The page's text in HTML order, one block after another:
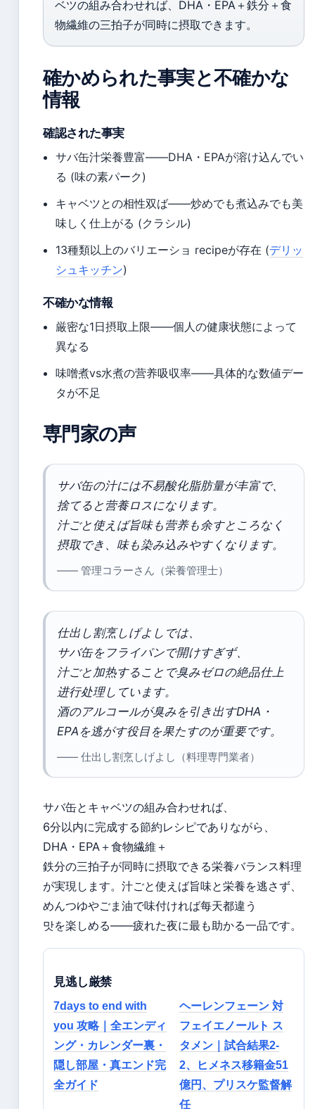
ベツの組み合わせれば、DHA・EPA＋鉄分＋食
物繊維の三拍子が同時に摂取できます。
確かめられた事実と不確かな
情報
確認された事実
サバ缶汁栄養豊富——DHA・EPAが溶け込んでい
る (味の素パーク)
キャベツとの相性双ば——炒めでも煮込みでも美
味しく仕上がる (クラシル)
13種類以上のバリエーショ recipeが存在 (デリッ
シュキッチン)
不確かな情報
厳密な1日摂取上限——個人の健康状態によって
異なる
味噌煮vs水煮の营养吸収率——具体的な数値デー
タが不足
専門家の声
サバ缶の汁には不易酸化脂肪量が丰富で、
捨てると营養ロスになります。
汁ごと使えば旨味も营养も余すところなく
摂取でき、味も染み込みやすくなります。
—— 管理コラーさん（栄養管理士）
仕出し割烹しげよしでは、
サバ缶をフライパンで開けすぎず、
汁ごと加热することで臭みゼロの絶品仕上
进行处理しています。
酒のアルコールが臭みを引き出すDHA・
EPAを逃がす役目を果たすのが重要です。
—— 仕出し割烹しげよし（料理専門業者）
サバ缶とキャベツの組み合わせれば、
6分以内に完成する節約レシピでありながら、
DHA・EPA＋食物繊維＋
鉄分の三拍子が同時に摂取できる栄養バランス料理
が実現します。汁ごと使えば旨味と栄養を逃さず、
めんつゆやごま油で味付ければ每天都違う
맛を楽しめる——疲れた夜に最も助かる一品です。
見逃し厳禁
7days to end with
you 攻略｜全エンディ
ング・カレンダー裏・
隠し部屋・真エンド完
全ガイド
ヘーレンフェーン 対
フェイエノールト ス
タメン｜試合結果2-
2、ヒメネス移籍金51
億円、プリスケ監督解
任